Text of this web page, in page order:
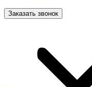
Заказать звонок